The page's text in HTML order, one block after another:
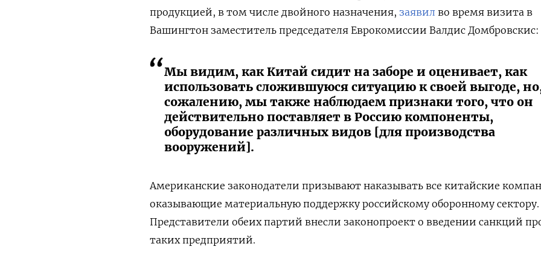
продукцией, в том числе двойного назначения, заявил во время визита в
Вашингтон заместитель председателя Еврокомиссии Валдис Домбровскис:
Мы видим, как Китай сидит на заборе и оценивает, как
использовать сложившуюся ситуацию к своей выгоде,
сожалению, мы также наблюдаем признаки того, что он
действительно поставляет в Россию компоненты,
оборудование различных видов [для производства
вооружений].
Американские законодатели призывают наказывать все китайские
оказывающие материальную поддержку российскому оборонному сектору.
Представители обеих партий внесли законопроект о введении санкций
таких предприятий.